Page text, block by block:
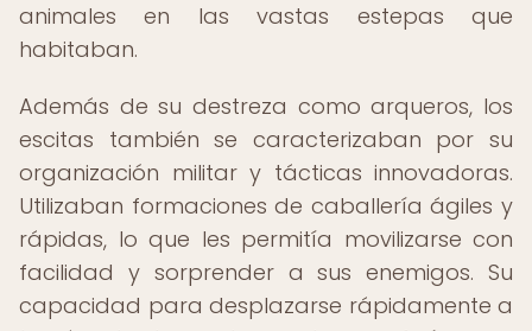
animales en las vastas estepas que
habitaban.
Además de su destreza como arqueros, los
escitas también se caracterizaban por su
organización militar y tácticas innovadoras.
Utilizaban formaciones de caballería ágiles y
rápidas, lo que les permitía movilizarse con
facilidad y sorprender a sus enemigos. Su
capacidad para desplazarse rápidamente a